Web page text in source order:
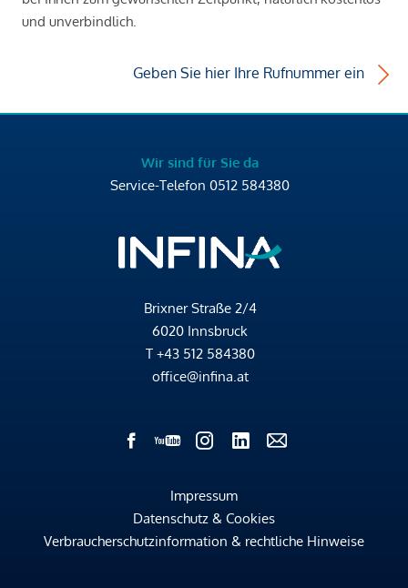
und unverbindlich.
Geben Sie hier Ihre Rufnummer ein
Wir sind für Sie da
Service-Telefon 0512 584380
Brixner Straße 2/4
6020 Innsbruck
T +43 512 584380
office@infina.at
Impressum
Datenschutz & Cookies
Verbraucherschutzinformation & rechtliche Hinweise